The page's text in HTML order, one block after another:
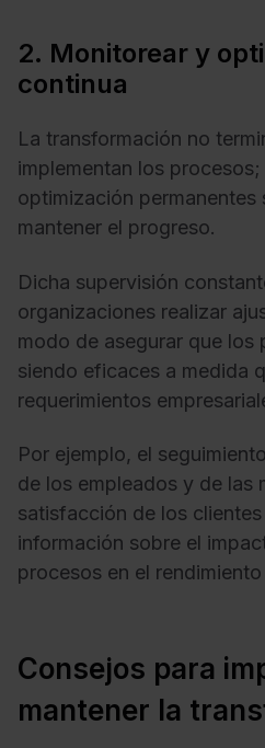
2. Monitorear y
continua
La transformación no
implementan los
optimización permanentes
mantener el progreso.
Dicha supervisión
organizaciones realizar
modo de asegurar que los
siendo eficaces a medida
requerimientos
Por ejemplo, el
de los empleados y de las
satisfacción de los
información sobre el
procesos en el
Consejos para
mantener la